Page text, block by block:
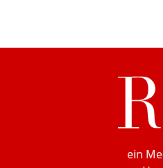
ein